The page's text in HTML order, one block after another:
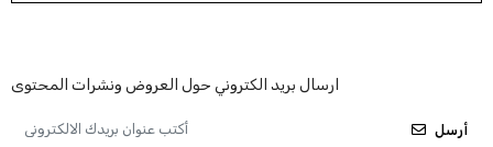
ارسال بريد الكتروني حول العروض ونشرات المحتوى
أرسل